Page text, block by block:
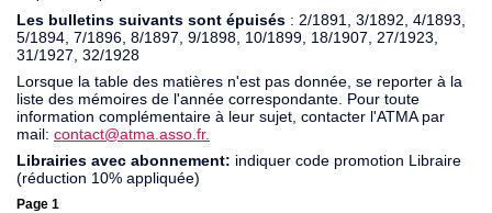
Les bulletins suivants sont épuisés : 2/1891, 3/1892, 4/1893,
5/1894, 7/1896, 8/1897, 9/1898, 10/1899, 18/1907, 27/1923,
31/1927, 32/1928
Lorsque la table des matières n'est pas donnée, se reporter à la
liste des mémoires de l'année correspondante. Pour toute
information complémentaire à leur sujet, contacter l'ATMA par
mail: contact@atma.asso.fr.
Librairies avec abonnement: indiquer code promotion Libraire
(réduction 10% appliquée)
Page 1